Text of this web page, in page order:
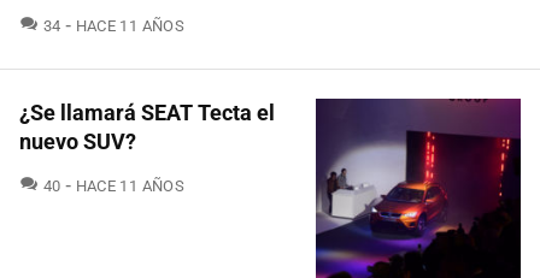
34 COMENTARIOS
HACE 11 AÑOS
¿Se llamará SEAT Tecta el
nuevo SUV?
40 COMENTARIOS
HACE 11 AÑOS